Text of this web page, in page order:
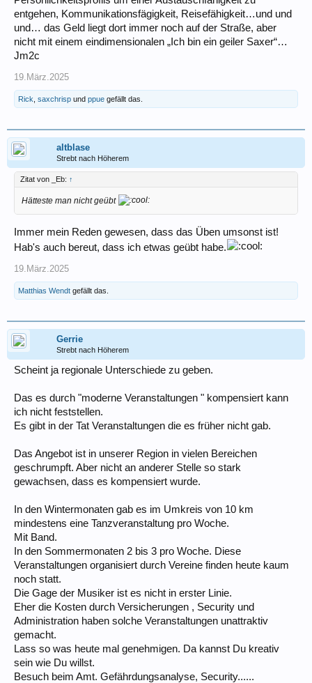
entgehen, Kommunikationsfägigkeit, Reisefähigkeit…und und
und… das Geld liegt dort immer noch auf der Straße, aber
nicht mit einem eindimensionalen „Ich bin ein geiler Saxer“…
Jm2c
19.März.2025
Rick saxchrisp und ppue gefällt das.
altblase
Strebt nach Höherem
Zitat von _Eb: ↑
Hätteste man nicht geübt
Immer mein Reden gewesen, dass das Üben umsonst ist!
Hab's auch bereut, dass ich etwas geübt habe.
19.März.2025
Matthias Wendt gefällt das.
Gerrie
Strebt nach Höherem
Scheint ja regionale Unterschiede zu geben.
Das es durch "moderne Veranstaltungen " kompensiert kann
ich nicht feststellen.
Es gibt in der Tat Veranstaltungen die es früher nicht gab.
Das Angebot ist in unserer Region in vielen Bereichen
geschrumpft. Aber nicht an anderer Stelle so stark
gewachsen, dass es kompensiert wurde.
In den Wintermonaten gab es im Umkreis von 10 km
mindestens eine Tanzveranstaltung pro Woche.
Mit Band.
In den Sommermonaten 2 bis 3 pro Woche. Diese
Veranstaltungen organisiert durch Vereine finden heute kaum
noch statt.
Die Gage der Musiker ist es nicht in erster Linie.
Eher die Kosten durch Versicherungen , Security und
Administration haben solche Veranstaltungen unattraktiv
gemacht.
Lass so was heute mal genehmigen. Da kannst Du kreativ
sein wie Du willst.
Besuch beim Amt. Gefährdungsanalyse, Security......